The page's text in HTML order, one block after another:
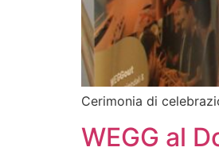
Cerimonia di
WEGG al